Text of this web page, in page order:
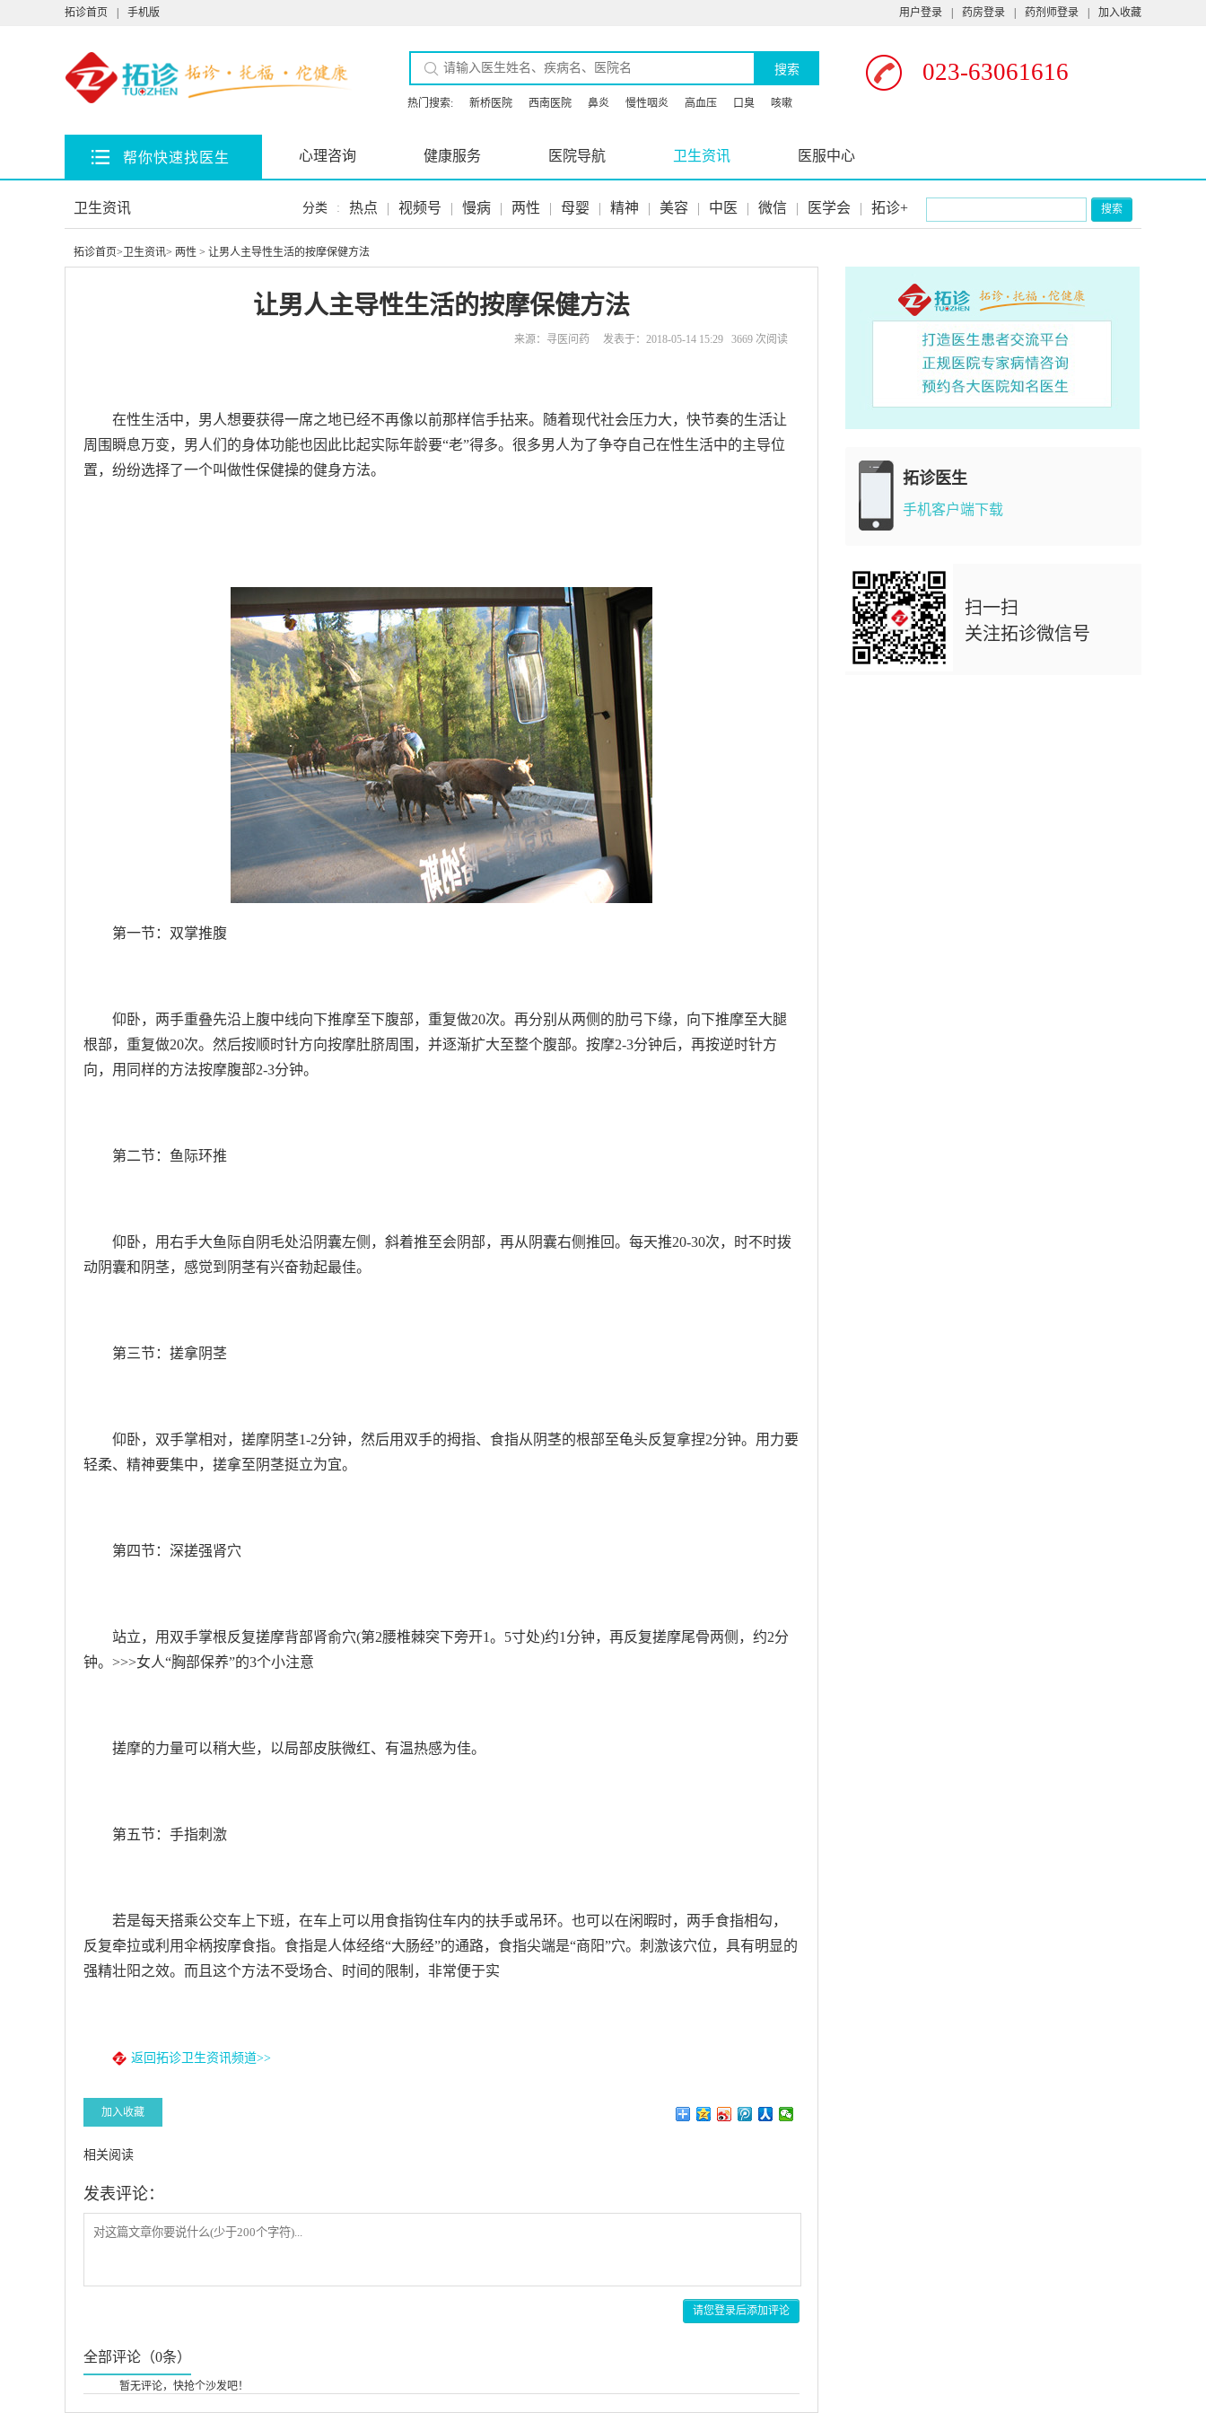
拓诊首页 手机版 用户登录 药房登录 药剂师登录 加入收藏
搜索 023-63061616
热门搜索: 新桥医院 西南医院 鼻炎 慢性咽炎 高血压 口臭 咳嗽
帮你快速找医生 心理咨询 健康服务 医院导航 卫生资讯 医服中心
卫生资讯 分类 : 热点 | 视频号 | 慢病 | 两性 | 母婴 | 精神 | 美容 | 中医 | 微信 | 医学会 | 拓诊+ 搜索
拓诊首页> 卫生资讯> 两性 > 让男人主导性生活的按摩保健方法
让男人主导性生活的按摩保健方法
来源：寻医问药 发表于：2018-05-14 15:29 3669 次阅读
在性生活中，男人想要获得一席之地已经不再像以前那样信手拈来。随着现代社会压力大，快节奏的生活让
周围瞬息万变，男人们的身体功能也因此比起实际年龄要“老”得多。很多男人为了争夺自己在性生活中的主导位
置，纷纷选择了一个叫做性保健操的健身方法。
第一节：双掌推腹
仰卧，两手重叠先沿上腹中线向下推摩至下腹部，重复做20次。再分别从两侧的肋弓下缘，向下推摩至大腿
根部，重复做20次。然后按顺时针方向按摩肚脐周围，并逐渐扩大至整个腹部。按摩2-3分钟后，再按逆时针方
向，用同样的方法按摩腹部2-3分钟。
第二节：鱼际环推
仰卧，用右手大鱼际自阴毛处沿阴囊左侧，斜着推至会阴部，再从阴囊右侧推回。每天推20-30次，时不时拨
动阴囊和阴茎，感觉到阴茎有兴奋勃起最佳。
第三节：搓拿阴茎
仰卧，双手掌相对，搓摩阴茎1-2分钟，然后用双手的拇指、食指从阴茎的根部至龟头反复拿捏2分钟。用力要
轻柔、精神要集中，搓拿至阴茎挺立为宜。
第四节：深搓强肾穴
站立，用双手掌根反复搓摩背部肾俞穴(第2腰椎棘突下旁开1。5寸处)约1分钟，再反复搓摩尾骨两侧，约2分
钟。>>>女人“胸部保养”的3个小注意
搓摩的力量可以稍大些，以局部皮肤微红、有温热感为佳。
第五节：手指刺激
若是每天搭乘公交车上下班，在车上可以用食指钩住车内的扶手或吊环。也可以在闲暇时，两手食指相勾，
反复牵拉或利用伞柄按摩食指。食指是人体经络“大肠经”的通路，食指尖端是“商阳”穴。刺激该穴位，具有明显的
强精壮阳之效。而且这个方法不受场合、时间的限制，非常便于实
返回拓诊卫生资讯频道>>
加入收藏
相关阅读
发表评论：
请您登录后添加评论
全部评论（0条）
暂无评论，快抢个沙发吧！
拓诊医生
手机客户端下载
扫一扫
关注拓诊微信号